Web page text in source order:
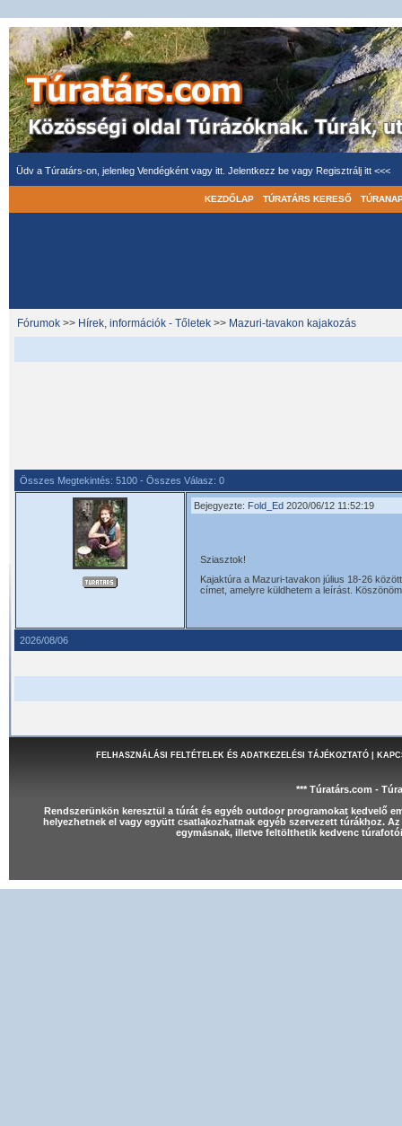
Üdv a Túratárs-on, jelenleg Vendégként vagy itt. Jelentkezz be vagy Regisztrálj itt <<<
KEZDŐLAP TÚRATÁRS KERESŐ
Fórumok >> Hírek, információk - Tőletek >> Mazuri-tavakon kajakozás
Összes Megtekintés: 5100 - Összes Válasz: 0
Bejegyezte: Fold_Ed 2020/06/12 11:52:19
Sziasztok!
Kajaktúra a Mazuri-tavakon július 18-26
címet, amelyre küldhetem a leírást.
2026/08/06
FELHASZNÁLÁSI FELTÉTELEK ÉS ADATKEZELÉSI TÁJÉKOZTATÓ|
*** Túratárs.com -
Rendszerünkön keresztül a túrát és egyéb outdoor programokat kedvelő
helyezhetnek el vagy együtt csatlakozhatnak egyéb szervezett túrákhoz.
egymásnak, illetve feltölthetik kedvenc